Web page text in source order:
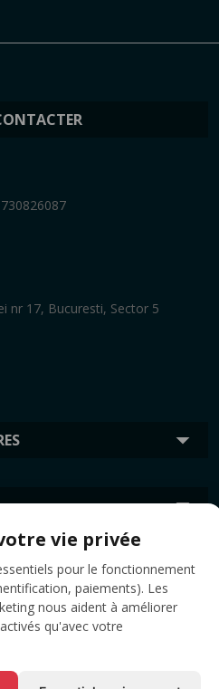
nr 17, Bucuresti, Sector 5
vie privée
pour le fonctionnement
paiements). Les
nous aident à améliorer
qu'avec votre